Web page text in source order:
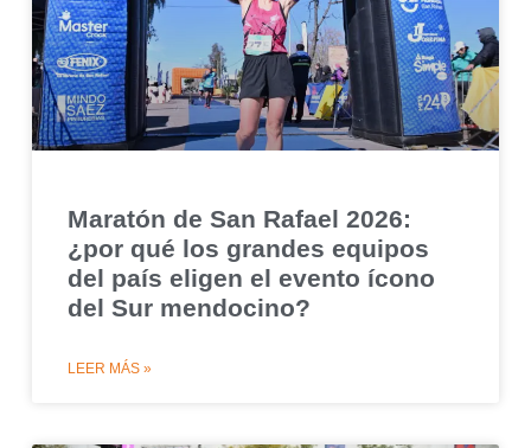
Maratón de San Rafael 2026:
¿por qué los grandes equipos
del país eligen el evento ícono
del Sur mendocino?
LEER MÁS »